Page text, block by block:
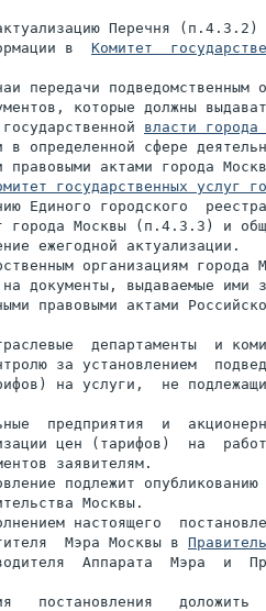
Перечня (п.4.3.2)
в Комитет
передачи подведомственным
которые должны
власти города
в определенной сфере
правовыми актами города
государственных услуг
Единого городского
города Москвы (п.4.3.3) и
ежегодной актуализации.
организациям города
документы, выдаваемые ими
правовыми актами
департаменты  и
за установлением
на услуги,  не
предприятия  и
цен (тарифов)  на
заявителям.
подлежит опубликованию
Москвы.
настоящего
Мэра Москвы в
Аппарата  Мэра  и
постановления   доложить